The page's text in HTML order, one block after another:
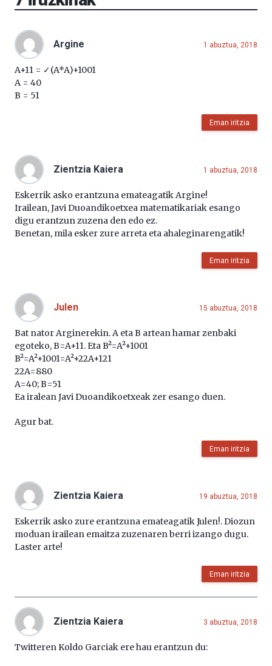
Argine 1 abuztua, 2018
A+11 = ✓(A*A)+1001
A = 40
B = 51
Eman iritzia
Zientzia Kaiera 1 abuztua, 2018
Eskerrik asko erantzuna emateagatik Argine!
Irailean, Javi Duoandikoetxea matematikariak esango
digu erantzun zuzena den edo ez.
Benetan, mila esker zure arreta eta ahaleginarengatik!
Eman iritzia
Julen 15 abuztua, 2018
Bat nator Arginerekin. A eta B artean hamar zenbaki
egoteko, B=A+11. Eta B²=A²+1001
B²=A²+1001=A²+22A+121
22A=880
A=40; B=51
Ea iralean Javi Duoandikoetxeak zer esango duen.
Agur bat.
Eman iritzia
Zientzia Kaiera 19 abuztua, 2018
Eskerrik asko zure erantzuna emateagatik Julen!. Diozun
moduan irailean emaitza zuzenaren berri izango dugu.
Laster arte!
Eman iritzia
Zientzia Kaiera 3 abuztua, 2018
Twitteren Koldo Garciak ere hau erantzun du: